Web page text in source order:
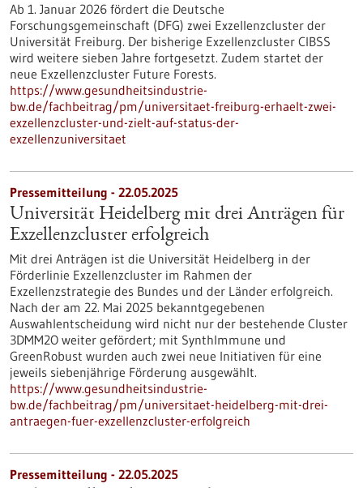
Ab 1. Januar 2026 fördert die Deutsche
Forschungsgemeinschaft (DFG) zwei Exzellenzcluster der
Universität Freiburg. Der bisherige Exzellenzcluster CIBSS
wird weitere sieben Jahre fortgesetzt. Zudem startet der
neue Exzellenzcluster Future Forests.
https://www.gesundheitsindustrie-
bw.de/fachbeitrag/pm/universitaet-freiburg-erhaelt-zwei-
exzellenzcluster-und-zielt-auf-status-der-
exzellenzuniversitaet
Pressemitteilung - 22.05.2025
Universität Heidelberg mit drei Anträgen für
Exzellenzcluster erfolgreich
Mit drei Anträgen ist die Universität Heidelberg in der
Förderlinie Exzellenzcluster im Rahmen der
Exzellenzstrategie des Bundes und der Länder erfolgreich.
Nach der am 22. Mai 2025 bekanntgegebenen
Auswahlentscheidung wird nicht nur der bestehende Cluster
3DMM2O weiter gefördert; mit SynthImmune und
GreenRobust wurden auch zwei neue Initiativen für eine
jeweils siebenjährige Förderung ausgewählt.
https://www.gesundheitsindustrie-
bw.de/fachbeitrag/pm/universitaet-heidelberg-mit-drei-
antraegen-fuer-exzellenzcluster-erfolgreich
Pressemitteilung - 22.05.2025